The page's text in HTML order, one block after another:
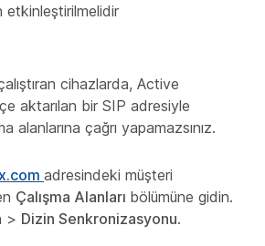
etkinleştirilmelidir
çalıştıran cihazlarda, Active
aktarılan bir SIP adresiyle
alanlarına çağrı yapamazsınız.
adresindeki müşteri
Çalışma Alanları bölümüne gidin.
> Dizin Senkronizasyonu.